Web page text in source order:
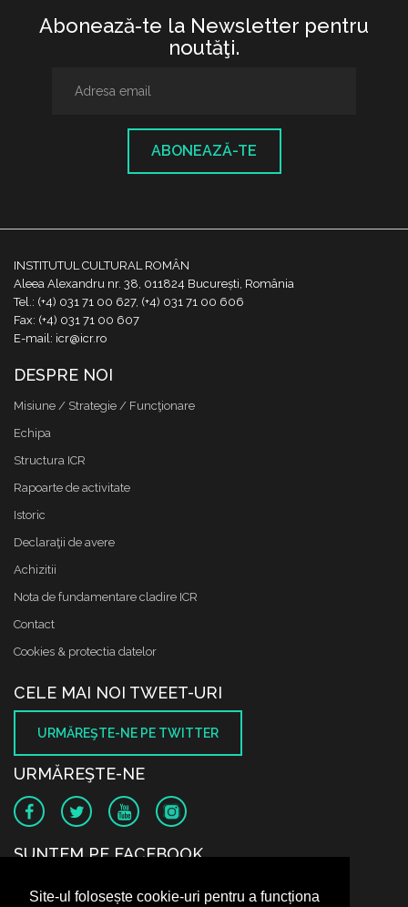
Site-ul folosește cookie-uri pentru a funcționa
Abonează-te la Newsletter pentru
noutăţi.
ABONEAZĂ-TE
INSTITUTUL CULTURAL ROMÂN
Aleea Alexandru nr. 38, 011824 București, România
Tel.: (+4) 031 71 00 627, (+4) 031 71 00 606
Fax: (+4) 031 71 00 607
E-mail: icr@icr.ro
DESPRE NOI
Misiune / Strategie / Funcţionare
Echipa
Structura ICR
Rapoarte de activitate
Istoric
Declaraţii de avere
Achizitii
Nota de fundamentare cladire ICR
Contact
Cookies & protectia datelor
CELE MAI NOI TWEET-URI
URMĂREŞTE-NE PE TWITTER
URMĂREŞTE-NE
SUNTEM PE FACEBOOK